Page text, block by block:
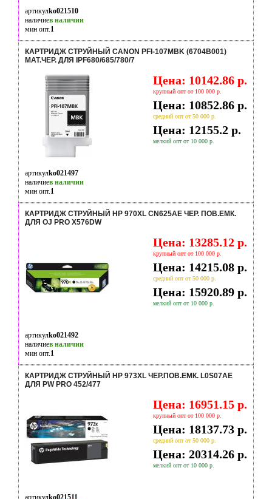
артикулko021510
наличиев наличии
мин опт.1
КАРТРИДЖ СТРУЙНЫЙ CANON PFI-107MBK (6704B001)
МАТ.ЧЕР. ДЛЯ IPF680/685/780/7
Цена: 10142.86 р.
крупный опт от 100 000 р.
Цена: 10852.86 р.
средний опт от 50 000 р.
Цена: 12155.2 р.
мелкий опт от 10 000 р.
артикулko021497
наличиев наличии
мин опт.1
КАРТРИДЖ СТРУЙНЫЙ HP 970XL CN625AE ЧЕР. ПОВ.ЕМК.
ДЛЯ OJ PRO X576DW
Цена: 13285.12 р.
крупный опт от 100 000 р.
Цена: 14215.08 р.
средний опт от 50 000 р.
Цена: 15920.89 р.
мелкий опт от 10 000 р.
артикулko021492
наличиев наличии
мин опт.1
КАРТРИДЖ СТРУЙНЫЙ HP 973XL ЧЕР.ПОВ.ЕМК. L0S07AE
ДЛЯ PW PRO 452/477
Цена: 16951.15 р.
крупный опт от 100 000 р.
Цена: 18137.73 р.
средний опт от 50 000 р.
Цена: 20314.26 р.
мелкий опт от 10 000 р.
артикулko021511